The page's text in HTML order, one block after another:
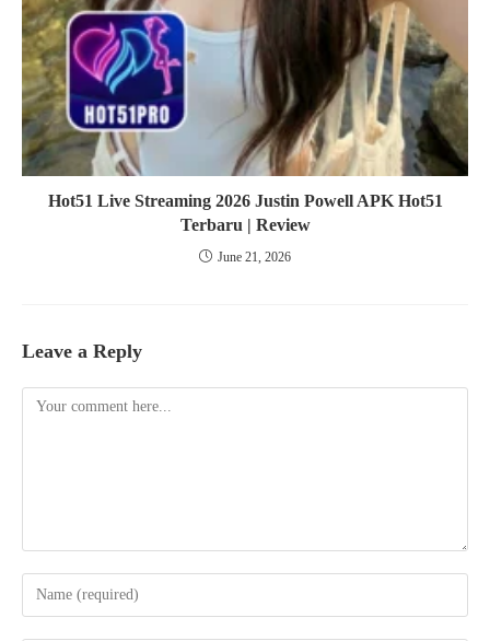
Hot51 Live Streaming 2026 Justin Powell APK Hot51
Terbaru | Review
June 21, 2026
Leave a Reply
Comment
Enter
your